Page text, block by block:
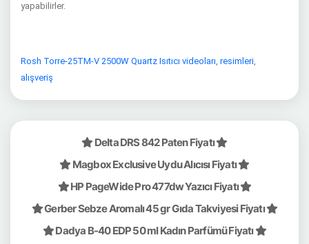
yapabilirler.
Rosh Torre-25TM-V 2500W Quartz Isıtıcı videoları, resimleri,
alışveriş
Delta DRS 842 Paten Fiyatı
Magbox Exclusive Uydu Alıcısı Fiyatı
HP PageWide Pro 477dw Yazıcı Fiyatı
Gerber Sebze Aromalı 45 gr Gıda Takviyesi Fiyatı
Dadya B-40 EDP 50 ml Kadın Parfümü Fiyatı